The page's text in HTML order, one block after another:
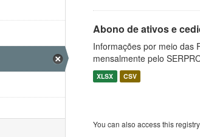
Abono de ativos e
Informações por meio das
mensalmente pelo
XLSX CSV
You can also access this